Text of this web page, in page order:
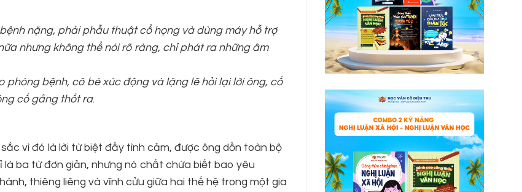
nặng, phải phẫu thuật cổ họng và dùng máy hỗ trợ
nhưng không thể nói rõ ràng, chỉ phát ra những âm
phòng bệnh, cô bé xúc động và lặng lẽ hỏi lại lời ông, cố
cố gắng thốt ra.
vì đó là lời từ biệt đầy tình cảm, được ông dồn toàn bộ
ba từ đơn giản, nhưng nó chất chứa biết bao yêu
thiêng liêng và vĩnh cửu giữa hai thế hệ trong một gia